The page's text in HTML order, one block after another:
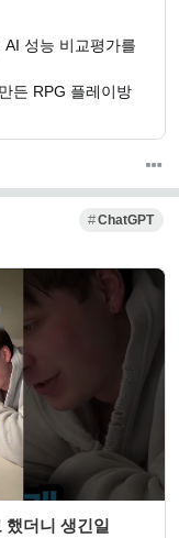
성능 비교평가를
든 RPG 플레이방
ChatGPT
더니 생긴일